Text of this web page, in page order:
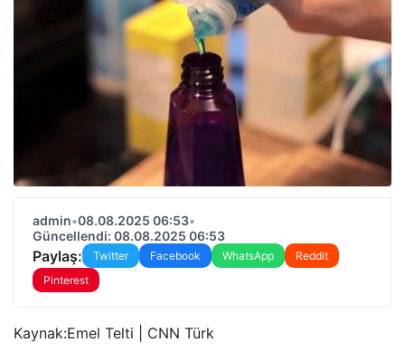
admin•08.08.2025 06:53•
Güncellendi: 08.08.2025 06:53
Paylaş: Twitter Facebook WhatsApp
Reddit
Pinterest
Kaynak:Emel Telti | CNN Türk